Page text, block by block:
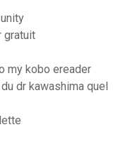
gratuit
my kobo ereader
dr kawashima quel